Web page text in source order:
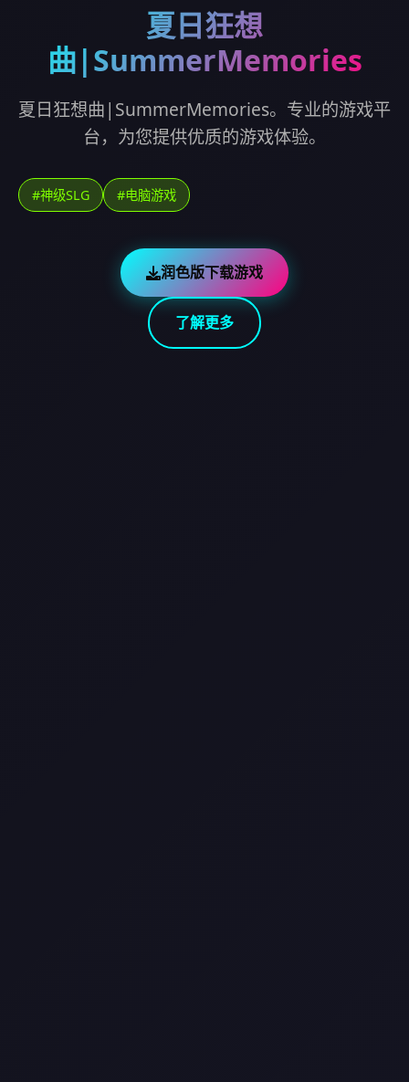
夏日狂想
曲|SummerMemories
夏日狂想曲|SummerMemories。专业的游戏平
台，为您提供优质的游戏体验。
#神级SLG #电脑游戏
润色版下载游戏
了解更多